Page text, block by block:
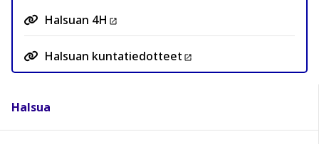
Halsuan 4H
Halsuan kuntatiedotteet
Halsua